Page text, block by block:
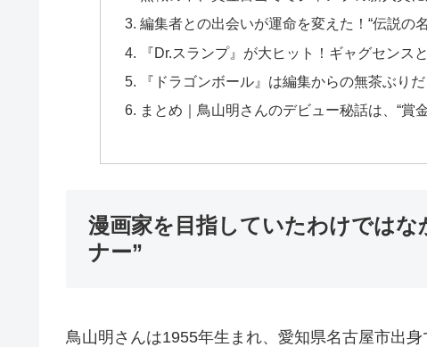
編集者との出会いが運命を変えた！“伝説の
『Dr.スランプ』が大ヒット！ギャグセンス
『ドラゴンボール』は編集からの無茶ぶり
まとめ｜鳥山明さんのデビュー秘話は、“賞
漫画家を目指していたわけではな
ナー”
鳥山明さんは1955年生まれ、愛知県名古屋市出身